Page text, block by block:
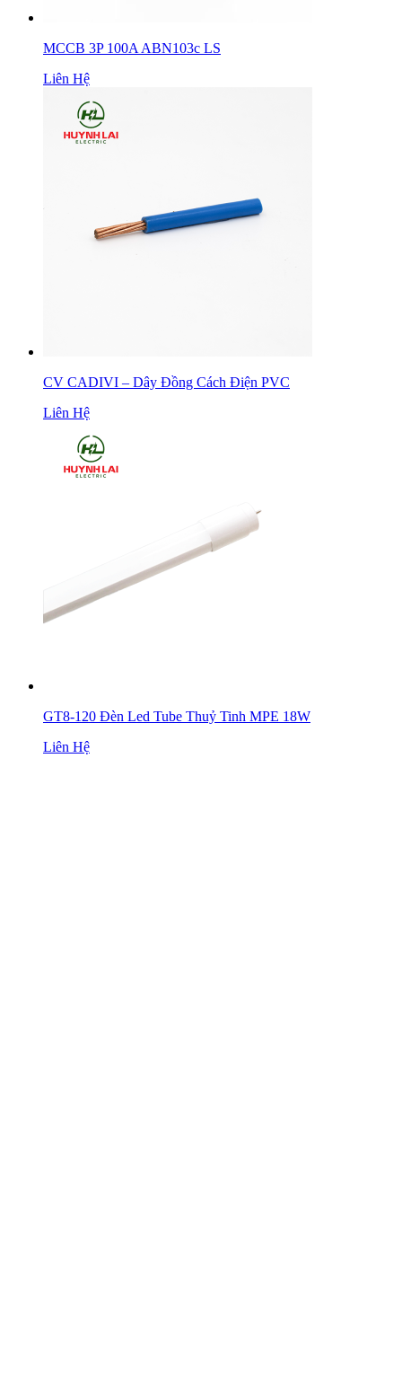
MCCB 3P 100A ABN103c LS
Liên Hệ
CV CADIVI – Dây Đồng Cách Điện PVC
Liên Hệ
GT8-120 Đèn Led Tube Thuỷ Tinh MPE 18W
Liên Hệ